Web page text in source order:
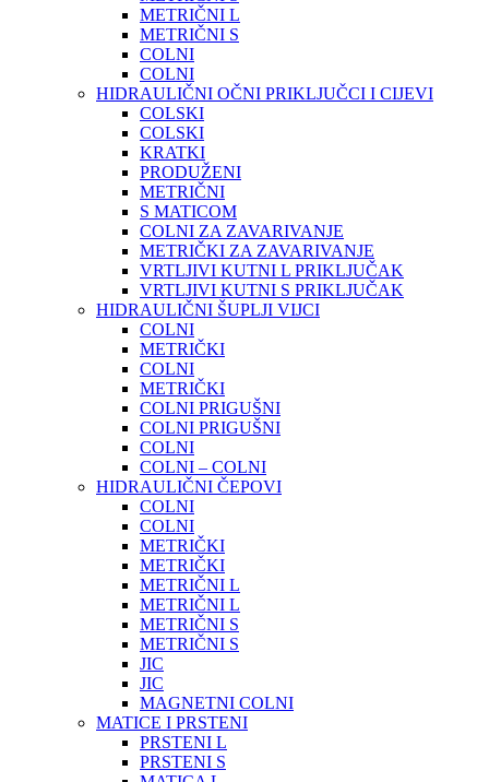
METRIČNI L
METRIČNI S
COLNI
COLNI
HIDRAULIČNI OČNI PRIKLJUČCI I CIJEVI
COLSKI
COLSKI
KRATKI
PRODUŽENI
METRIČNI
S MATICOM
COLNI ZA ZAVARIVANJE
METRIČKI ZA ZAVARIVANJE
VRTLJIVI KUTNI L PRIKLJUČAK
VRTLJIVI KUTNI S PRIKLJUČAK
HIDRAULIČNI ŠUPLJI VIJCI
COLNI
METRIČKI
COLNI
METRIČKI
COLNI PRIGUŠNI
COLNI PRIGUŠNI
COLNI
COLNI – COLNI
HIDRAULIČNI ČEPOVI
COLNI
COLNI
METRIČKI
METRIČKI
METRIČNI L
METRIČNI L
METRIČNI S
METRIČNI S
JIC
JIC
MAGNETNI COLNI
MATICE I PRSTENI
PRSTENI L
PRSTENI S